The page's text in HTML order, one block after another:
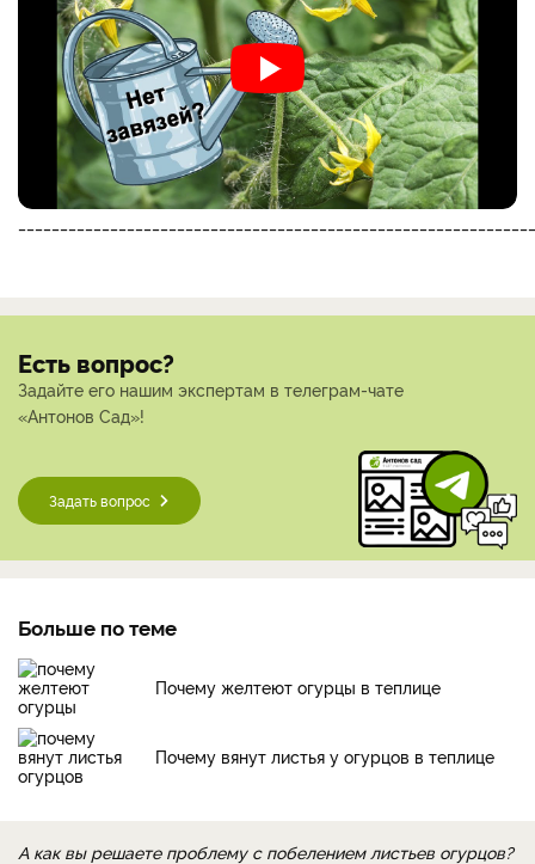
Есть вопрос?
Задайте его нашим экспертам в телеграм-чате
«Антонов Сад»!
Задать вопрос
Больше по теме
Почему желтеют огурцы в теплице
Почему вянут листья у огурцов в теплице
А как вы решаете проблему с побелением листьев огурцов?